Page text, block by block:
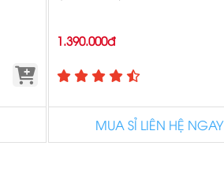
1.390.000đ
MUA SỈ LIÊN HỆ NGAY